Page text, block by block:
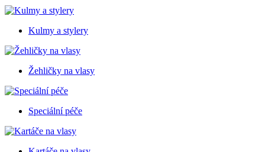
Kulmy a stylery
Žehličky na vlasy
Speciální péče